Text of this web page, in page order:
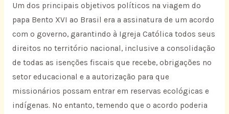
Um dos principais objetivos políticos na viagem do
papa Bento XVI ao Brasil era a assinatura de um acordo
com o governo, garantindo à Igreja Católica todos seus
direitos no território nacional, inclusive a consolidação
de todas as isenções fiscais que recebe, obrigações no
setor educacional e a autorização para que
missionários possam entrar em reservas ecológicas e
indígenas. No entanto, temendo que o acordo poderia